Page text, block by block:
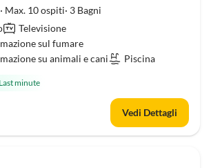
Max. 10 ospiti· 3 Bagni
Televisione
sul fumare
su animali e cani
Piscina
Last minute
Vedi Dettagli